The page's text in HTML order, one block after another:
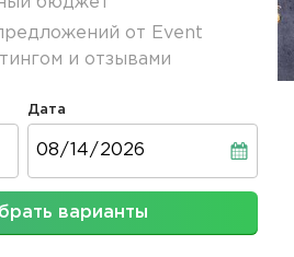
от Event
и отзывами
Дата
варианты